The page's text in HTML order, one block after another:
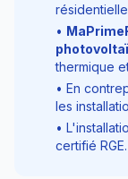
•
thermique
• En
les
•
certifié RGE.